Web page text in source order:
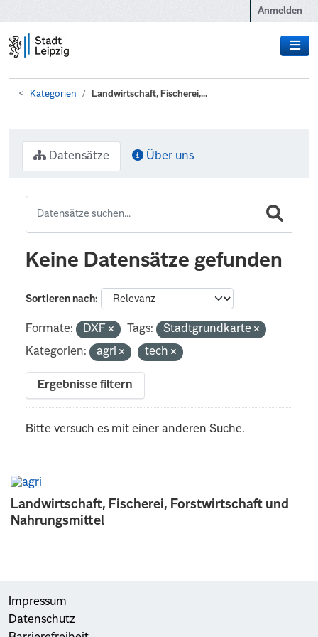
Anmelden
Kategorien Landwirtschaft, Fischerei,...
Landwirtschaft, Fischerei, Forstwirtschaft und
Nahrungsmittel
Datensätze Über uns
Keine Datensätze gefunden
Sortieren nach
Formate: DXF Tags:
Stadtgrundkarte
Kategorien:
agri tech
Ergebnisse filtern
Bitte versuch es mit einer anderen Suche.
Impressum
Datenschutz